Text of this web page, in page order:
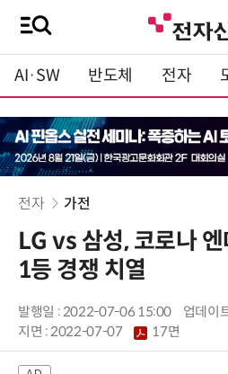
AI·SW 반도체 전자
전자 가전
LG vs 삼성, 코로나
1등 경쟁 치열
발행일 : 2022-07-06 15:00
업데이
지면 :2022-07-07 17면